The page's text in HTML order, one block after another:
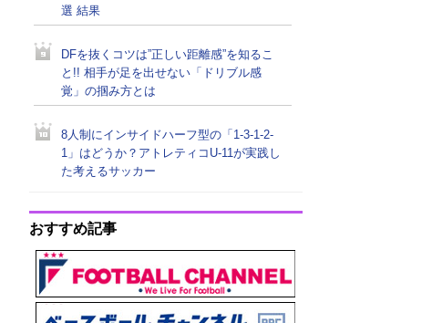
選 結果
DFを抜くコツは”正しい距離感”を知るこ
と!! 相手が足を出せない「ドリブル感
覚」の掴み方とは
8人制にインサイドハーフ型の「1-3-1-2-
1」はどうか？アトレティコU-11が実践し
た考えるサッカー
おすすめ記事